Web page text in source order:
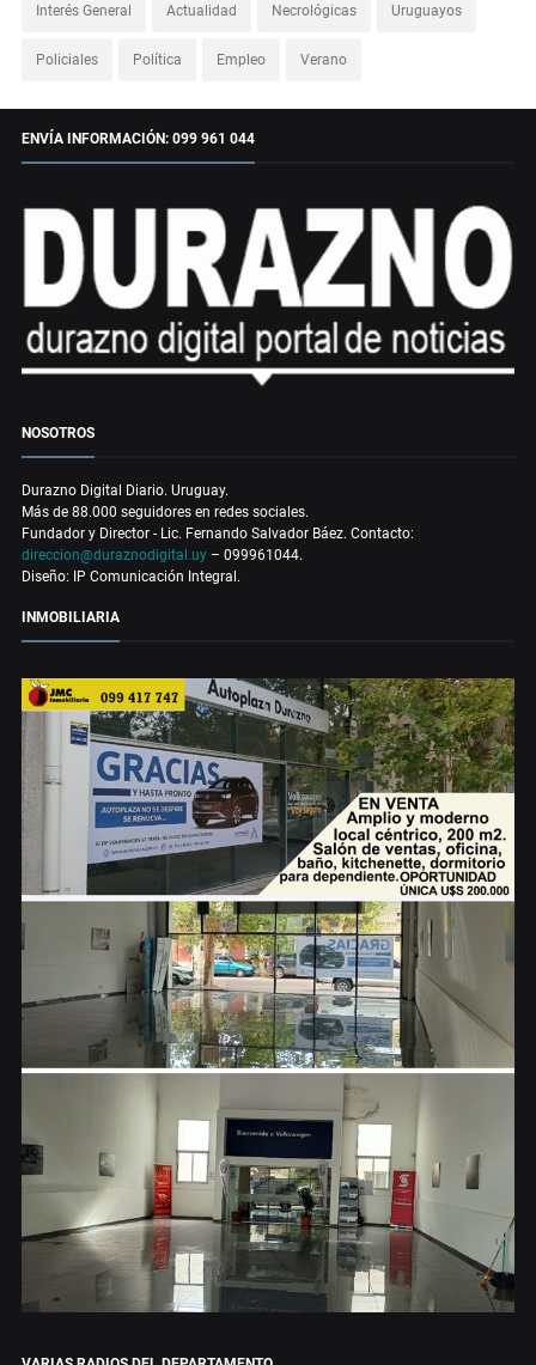
Interés General Actualidad Necrológicas Uruguayos
Policiales Política Empleo Verano
ENVÍA INFORMACIÓN: 099 961 044
NOSOTROS
Durazno Digital Diario. Uruguay.
Más de 88.000 seguidores en redes sociales.
Fundador y Director - Lic. Fernando Salvador Báez. Contacto:
direccion@duraznodigital.uy – 099961044.
Diseño: IP Comunicación Integral.
INMOBILIARIA